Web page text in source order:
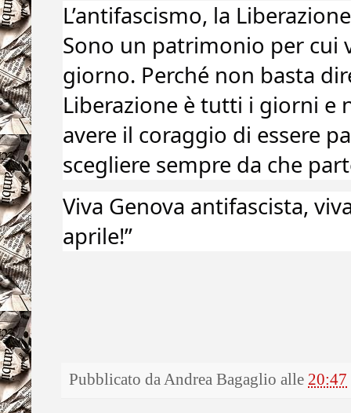
L’antifascismo, la
Sono un patrimonio per cui
giorno. Perché non basta
Liberazione è tutti i giorni e
avere il coraggio di essere
scegliere sempre da che
Viva Genova antifascista,
aprile!”
Pubblicato daAndrea Bagaglio alle 20:47